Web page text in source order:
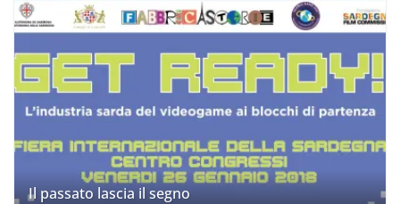
Il passato lascia il segno